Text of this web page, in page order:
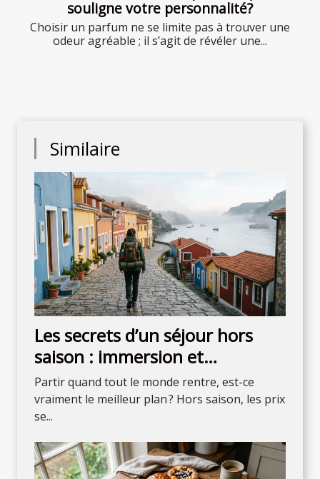
souligne votre personnalité?
Choisir un parfum ne se limite pas à trouver une
odeur agréable ; il s’agit de révéler une...
Similaire
Les secrets d’un séjour hors
saison : immersion et
découvertes inattendues
Partir quand tout le monde rentre, est-ce
vraiment le meilleur plan ? Hors saison, les prix
se...